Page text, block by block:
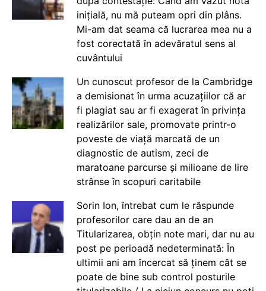
inițială, nu mă puteam opri din plâns.
Mi-am dat seama că lucrarea mea nu a
fost corectată în adevăratul sens al
cuvântului
Un cunoscut profesor de la Cambridge
a demisionat în urma acuzațiilor că ar
fi plagiat sau ar fi exagerat în privința
realizărilor sale, promovate printr-o
poveste de viață marcată de un
diagnostic de autism, zeci de
maratoane parcurse și milioane de lire
strânse în scopuri caritabile
Sorin Ion, întrebat cum le răspunde
profesorilor care dau an de an
Titularizarea, obțin note mari, dar nu au
post pe perioadă nedeterminată: În
ultimii ani am încercat să ținem cât se
poate de bine sub control posturile